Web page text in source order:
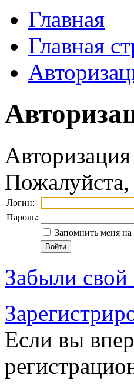
Главная
Главная
Авторизация
Пожалуйста,
Логин:
Пароль:
Запомнить меня
Забыли свой
Если вы